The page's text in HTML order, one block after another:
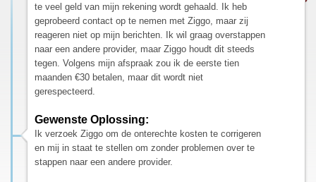
te veel geld van mijn rekening wordt gehaald. Ik heb
geprobeerd contact op te nemen met Ziggo, maar zij
reageren niet op mijn berichten. Ik wil graag overstappen
naar een andere provider, maar Ziggo houdt dit steeds
tegen. Volgens mijn afspraak zou ik de eerste tien
maanden €30 betalen, maar dit wordt niet
gerespecteerd.
Gewenste Oplossing:
Ik verzoek Ziggo om de onterechte kosten te corrigeren
en mij in staat te stellen om zonder problemen over te
stappen naar een andere provider.